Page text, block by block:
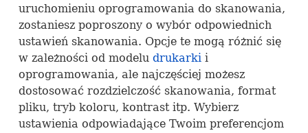
uruchomieniu oprogramowania do skanowania,
zostaniesz poproszony o wybór odpowiednich
ustawień skanowania. Opcje te mogą różnić się
w zależności od modelu drukarkii
oprogramowania, ale najczęściej możesz
dostosować rozdzielczość skanowania, format
pliku, tryb koloru, kontrast itp. Wybierz
ustawienia odpowiadające Twoim preferencjom